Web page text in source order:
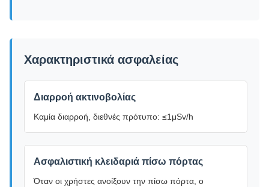
Χαρακτηριστικά ασφαλείας
Διαρροή ακτινοβολίας
Καμία διαρροή, διεθνές πρότυπο: ≤1μSv/h
Ασφαλιστική κλειδαριά πίσω πόρτας
Όταν οι χρήστες ανοίξουν την πίσω πόρτα, ο